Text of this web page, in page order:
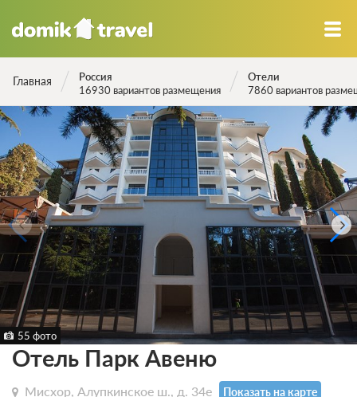
Главная
Россия
16930 вариантов размещения
Отели
7860 вариантов
55 фото
Отель Парк Авеню
Мисхор, Алупкинское ш., д. 34е Показать на карте